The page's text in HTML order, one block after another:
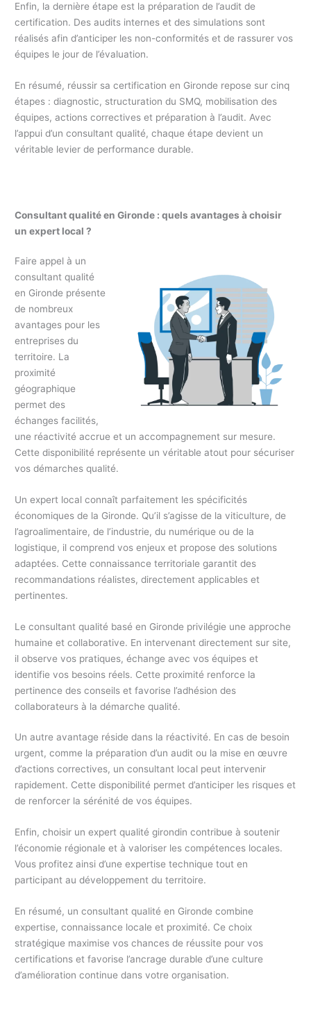
Enfin, la dernière étape est la préparation de l’audit de
certification. Des audits internes et des simulations sont
réalisés afin d’anticiper les non-conformités et de rassurer vos
équipes le jour de l’évaluation.
En résumé, réussir sa certification en Gironde repose sur cinq
étapes : diagnostic, structuration du SMQ, mobilisation des
équipes, actions correctives et préparation à l’audit. Avec
l’appui d’un consultant qualité, chaque étape devient un
véritable levier de performance durable.
Consultant qualité en Gironde : quels avantages à choisir
un expert local ?
Faire appel à un
consultant qualité
en Gironde présente
de nombreux
avantages pour les
entreprises du
territoire. La
proximité
géographique
permet des
échanges facilités,
une réactivité accrue et un accompagnement sur mesure.
Cette disponibilité représente un véritable atout pour sécuriser
vos démarches qualité.
Un expert local connaît parfaitement les spécificités
économiques de la Gironde. Qu’il s’agisse de la viticulture, de
l’agroalimentaire, de l’industrie, du numérique ou de la
logistique, il comprend vos enjeux et propose des solutions
adaptées. Cette connaissance territoriale garantit des
recommandations réalistes, directement applicables et
pertinentes.
Le consultant qualité basé en Gironde privilégie une approche
humaine et collaborative. En intervenant directement sur site,
il observe vos pratiques, échange avec vos équipes et
identifie vos besoins réels. Cette proximité renforce la
pertinence des conseils et favorise l’adhésion des
collaborateurs à la démarche qualité.
Un autre avantage réside dans la réactivité. En cas de besoin
urgent, comme la préparation d’un audit ou la mise en œuvre
d’actions correctives, un consultant local peut intervenir
rapidement. Cette disponibilité permet d’anticiper les risques et
de renforcer la sérénité de vos équipes.
Enfin, choisir un expert qualité girondin contribue à soutenir
l’économie régionale et à valoriser les compétences locales.
Vous profitez ainsi d’une expertise technique tout en
participant au développement du territoire.
En résumé, un consultant qualité en Gironde combine
expertise, connaissance locale et proximité. Ce choix
stratégique maximise vos chances de réussite pour vos
certifications et favorise l’ancrage durable d’une culture
d’amélioration continue dans votre organisation.